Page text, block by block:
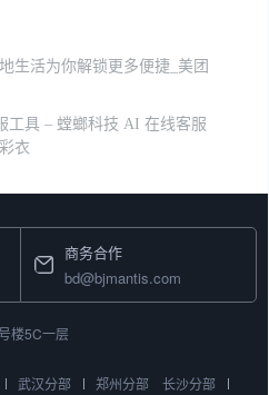
生活为你解锁更多便捷_美团
工具 – 螳螂科技 AI 在线客服
衣
商务合作
bd@bjmantis.com
楼5C一层
武汉分部 郑州分部
长沙分部